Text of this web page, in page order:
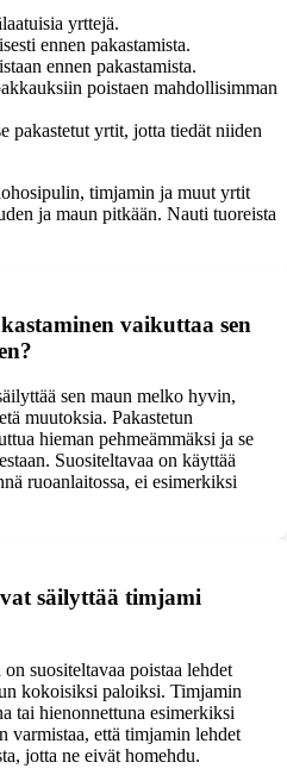
yrttejä.
ennen pakastamista.
ennen pakastamista.
poistaen mahdollisimman
pakastetut yrtit, jotta tiedät niiden
timjamin ja muut yrtit
ja maun pitkään. Nauti tuoreista
vaikuttaa sen
sen maun melko hyvin,
muutoksia. Pakastetun
hieman pehmeämmäksi ja se
Suositeltavaa on käyttää
ruoanlaitossa, ei esimerkiksi
säilyttää timjami
suositeltavaa poistaa lehdet
kokoisiksi paloiksi. Timjamin
tai hienonnettuna esimerkiksi
varmistaa, että timjamin lehdet
jotta ne eivät homehdu.